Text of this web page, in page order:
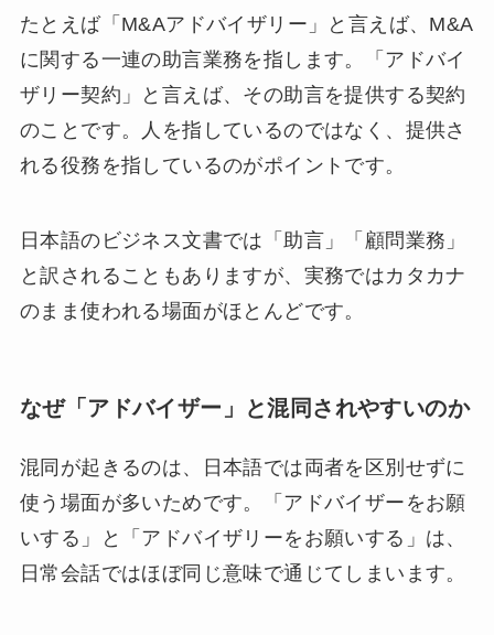
たとえば「M&Aアドバイザリー」と言えば、M&A
に関する一連の助言業務を指します。「アドバイ
ザリー契約」と言えば、その助言を提供する契約
のことです。人を指しているのではなく、提供さ
れる役務を指しているのがポイントです。
日本語のビジネス文書では「助言」「顧問業務」
と訳されることもありますが、実務ではカタカナ
のまま使われる場面がほとんどです。
なぜ「アドバイザー」と混同されやすいのか
混同が起きるのは、日本語では両者を区別せずに
使う場面が多いためです。「アドバイザーをお願
いする」と「アドバイザリーをお願いする」は、
日常会話ではほぼ同じ意味で通じてしまいます。